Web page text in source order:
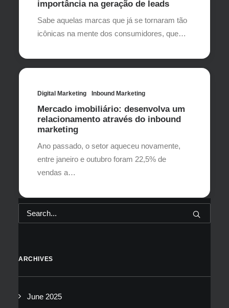
importância na geração de leads
Sabe aquelas marcas que já se tornaram tão
icônicas na mente dos consumidores, que…
Digital Marketing Inbound Marketing
Mercado imobiliário: desenvolva um
relacionamento através do inbound
marketing
Ano passado, o setor aqueceu novamente,
entre janeiro e outubro foram 22,5% de
vendas a…
ARCHIVES
June 2025